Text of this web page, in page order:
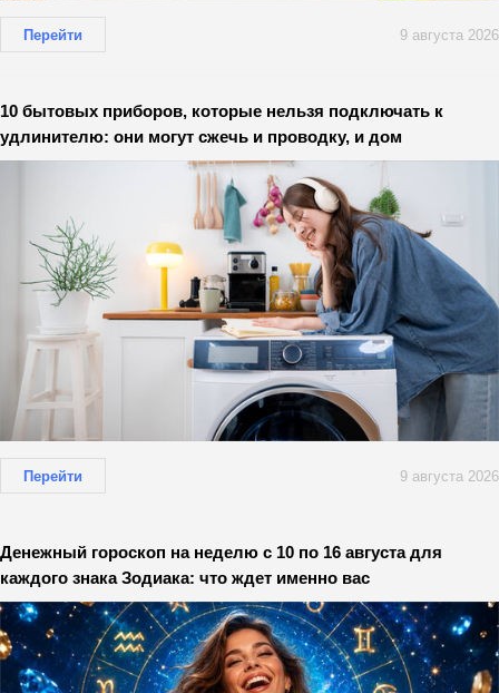
Перейти 9 августа 2026
10 бытовых приборов, которые нельзя подключать к
удлинителю: они могут сжечь и проводку, и дом
Перейти 9 августа 2026
Денежный гороскоп на неделю с 10 по 16 августа для
каждого знака Зодиака: что ждет именно вас